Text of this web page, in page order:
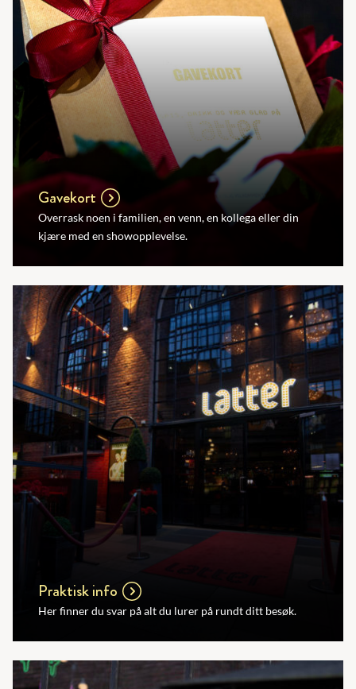
Gavekort
Overrask noen i familien, en venn, en kollega eller din
kjære med en showopplevelse.
Praktisk info
Her finner du svar på alt du lurer på rundt ditt besøk.